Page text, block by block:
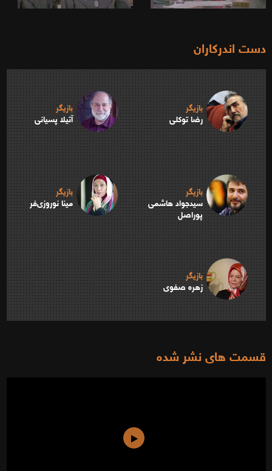
دست اندرکاران
بازیگر
رضا توکلی
بازیگر
آتیلا پسیانی
بازیگر
سیدجواد هاشمی
پوراصل
بازیگر
مینا نوروزی‌فر
بازیگر
زهره صفوی
قسمت های نشر شده